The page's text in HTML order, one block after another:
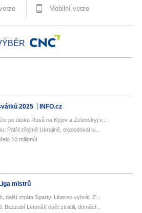
Mobilní verze
2025 INFO.cz
po útoku Rusů na Kyjev a Zelenskyj v...
Patřil zřejmě Ukrajině, explodoval ki...
10 milionů!
mistrů
další ztráta Sparty. Liberec vyhrál, Z...
Bezzubí Letenští opět ztratili, domácí...